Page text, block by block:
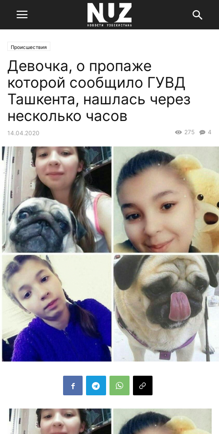
Происшествия
Девочка, о пропаже
которой сообщило ГУВД
Ташкента, нашлась через
несколько часов
14.04.2020 4
275